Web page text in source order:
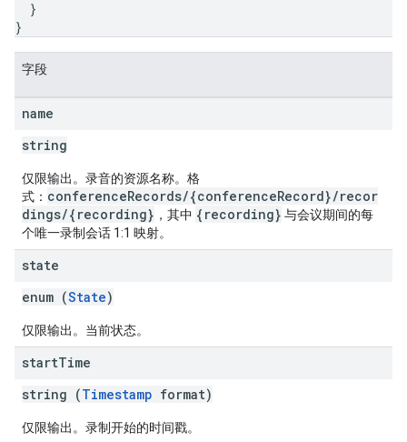
}
}
字段
name
string
仅限输出。录音的资源名称。格
式： conferenceRecords/{conferenceRecord}/recor
dings/{recording} ，其中 {recording} 与会议期间的每
个唯一录制会话 1:1 映射。
state
enum (State)
仅限输出。当前状态。
startTime
string (Timestamp format)
仅限输出。录制开始的时间戳。